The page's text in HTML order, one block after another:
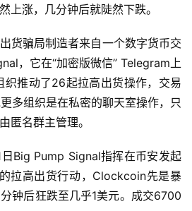
上涨，几分钟后就陡然下跌。
货骗局制造者来自一个数字货币交
，它在“加密版微信” Telegram上
织推动了26起拉高出货操作，交易
多组织是在私密的聊天室操作，只
匿名群主管理。
Big Pump Signal指挥在币安发起
拉高出货行动，Clockcoin先是暴
钟后狂跌至几乎1美元。成交6700